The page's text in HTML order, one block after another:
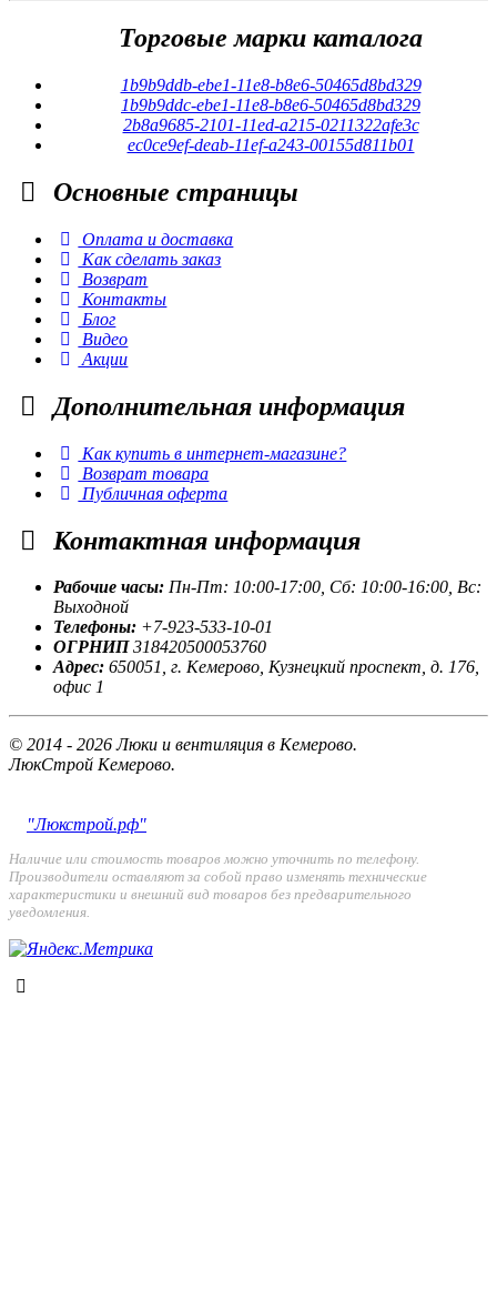
Торговые марки каталога
1b9b9ddb-ebe1-11e8-b8e6-50465d8bd329
1b9b9ddc-ebe1-11e8-b8e6-50465d8bd329
2b8a9685-2101-11ed-a215-0211322afe3c
ec0ce9ef-deab-11ef-a243-00155d811b01
Основные страницы
Оплата и доставка
Как сделать заказ
Возврат
Контакты
Блог
Видео
Акции
Дополнительнаяинформация
Как купить в интернет-магазине?
Возврат товара
Публичная оферта
Контактнаяинформация
Рабочие часы: Пн-Пт: 10:00-17:00, Сб: 10:00-16:00, Вс:
Выходной
Телефоны: +7-923-533-10-01
ОГРНИП318420500053760
Адрес: 650051, г. Кемерово, Кузнецкий проспект, д. 176,
офис 1
© 2014 - 2026 Люки и вентиляция в Кемерово.
ЛюкСтрой Кемерово.
"Люкстрой.рф"
Наличие или стоимость товаров можно уточнить по телефону.
Производители оставляют за собой право изменять технические
характеристики и внешний вид товаров без предварительного
уведомления.